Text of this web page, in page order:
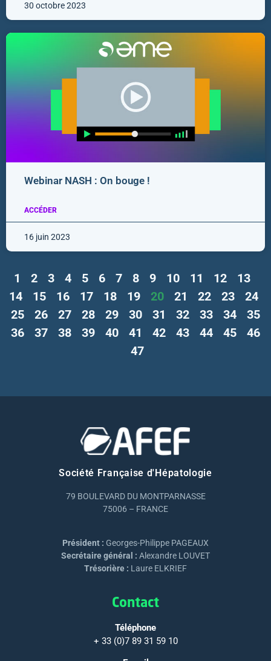
30 octobre 2023
Webinar NASH : On bouge !
ACCÉDER
16 juin 2023
1 2 3 4 5 6 7 8 9 10 11 12
13
14
15 16 17 18 19 20 21 22 23
24
25
26 27 28 29 30 31 32 33 34
35
36
37 38 39 40 41 42 43 44 45
46
47
Société Française d'Hépatologie
79 BOULEVARD DU MONTPARNASSE
75006 – FRANCE
Président : Georges-Philippe PAGEAUX
Secrétaire général : Alexandre LOUVET
Trésorière : Laure ELKRIEF
Contact
Téléphone
+ 33 (0)7 89 31 59 10